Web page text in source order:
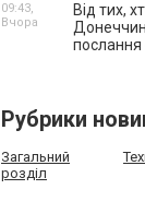
Від тих,
09:43,
Вчора
Рубрики
Загальний
розділ